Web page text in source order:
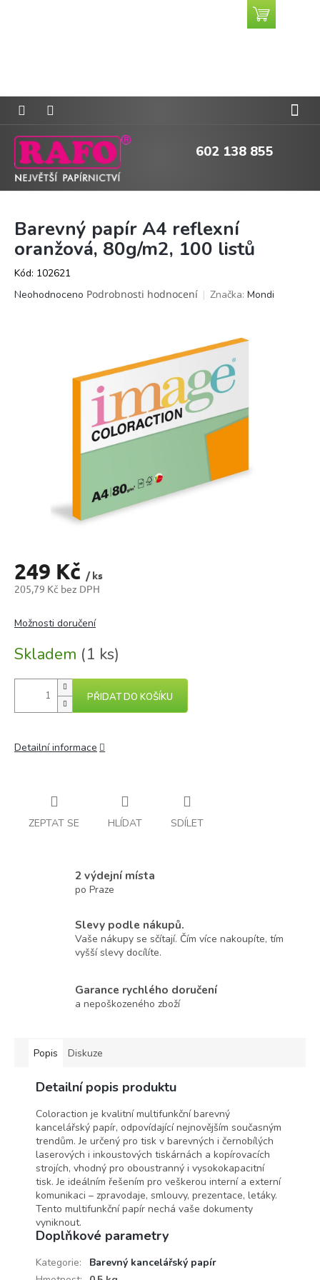
602 138 855
Nákupní
košík
Barevný papír A4 reflexní
oranžová, 80g/m2, 100 listů
Kód: 102621
Průměrné
Neohodnoceno Podrobnosti hodnocení Značka: Mondi
249 Kč / ks
205,79 Kč bez DPH
cena:
Skladem (1 ks)
Možnosti doručení
PŘIDAT DO KOŠÍKU
Detailní informace
ZEPTAT SE HLÍDAT SDÍLET
2 výdejní místa
po Praze
Slevy podle nákupů.
Vaše nákupy se sčítají. Čím více nakoupíte, tím
vyšší slevy docílíte.
Garance rychlého doručení
a nepoškozeného zboží
Popis Diskuze
Detailní popis produktu
Coloraction je kvalitní multifunkční barevný
kancelářský papír, odpovídající nejnovějším současným
trendům. Je určený pro tisk v barevných i černobílých
laserových i inkoustových tiskárnách a kopírovacích
strojích, vhodný pro oboustranný i vysokokapacitní
tisk. Je ideálním řešením pro veškerou interní a externí
komunikaci – zpravodaje, smlouvy, prezentace, letáky.
Tento multifunkční papír nechá vaše dokumenty
vyniknout.
Doplňkové parametry
Kategorie:
Barevný kancelářský papír